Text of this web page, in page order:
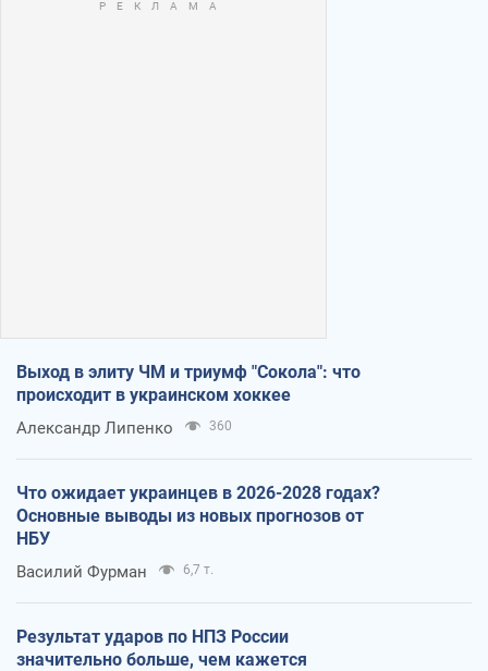
Выход в элиту ЧМ и триумф "Сокола": что
происходит в украинском хоккее
Александр Липенко 360
Что ожидает украинцев в 2026-2028 годах?
Основные выводы из новых прогнозов от
НБУ
Василий Фурман 6,7 т.
Результат ударов по НПЗ России
значительно больше, чем кажется